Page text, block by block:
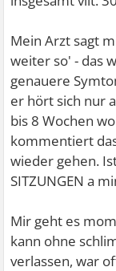
Mein Arzt sagt
weiter so' - das
genauere
er hört sich nur
bis 8 Wochen
kommentiert
wieder gehen.
SITZUNGEN a
Mir geht es
kann ohne
verlassen, war